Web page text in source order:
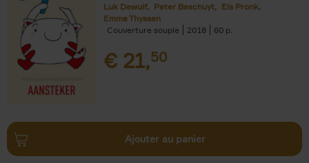
Luk Dewulf Peter Beschuyt
Els Pronk
Emma Thyssen
Couverture souple
2018 60
€ 21,50
Ajouter au panier